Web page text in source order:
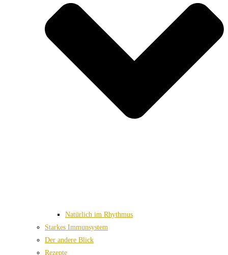
Natürlich im Rhythmus
Starkes Immunsystem
Der andere Blick
Rezepte